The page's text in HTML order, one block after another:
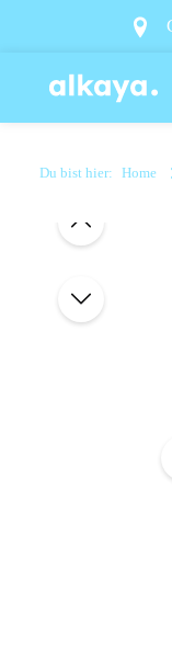
Zur
Du bist hier: Home
Bildergalerie